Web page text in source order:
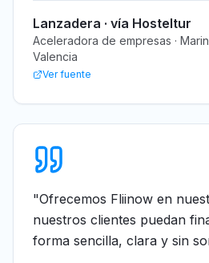
Lanzadera · vía Hosteltur
Aceleradora de empresas ·
Valencia
Ver fuente
"Ofrecemos Fliinow en
nuestros clientes puedan
forma sencilla, clara y sin